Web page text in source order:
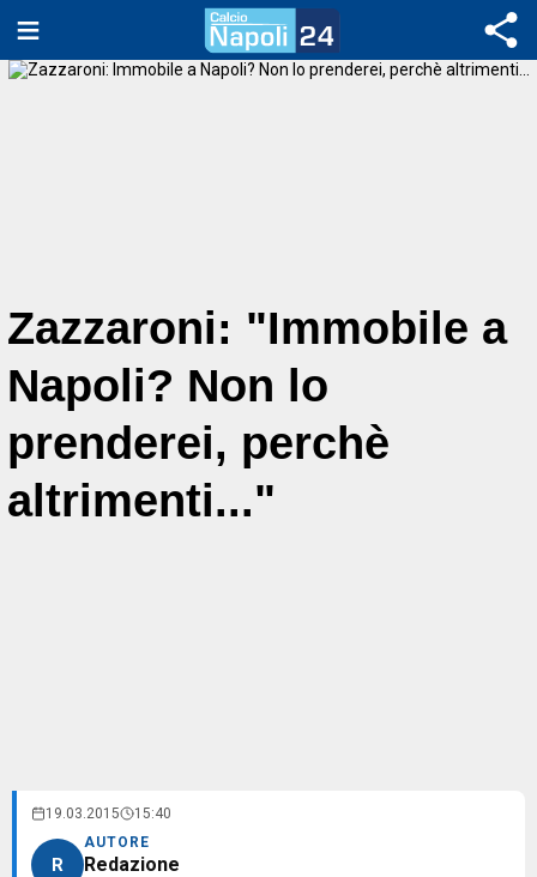
Zazzaroni: "Immobile a
Napoli? Non lo
prenderei, perchè
altrimenti..."
19.03.2015 15:40
R
AUTORE
Redazione